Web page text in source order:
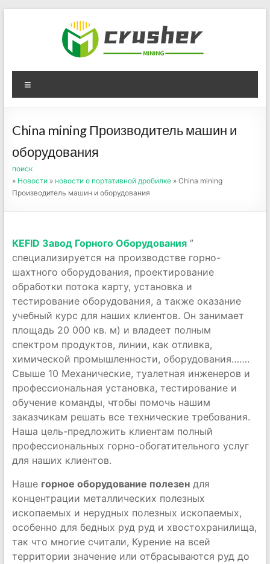
Оборудование для
дробления угля,
измельчения печного
порошка
China mining Производитель машин и
оборудования
поиск
» Новости» новости о портативной дробилке» China mining
Производитель машин и оборудования
KEFID Завод Горного Оборудования”
специализируется на производстве горно-
шахтного оборудования, проектирование
обработки потока карту, установка и
тестирование оборудования, а также оказание
учебный курс для наших клиентов. Он занимает
площадь 20 000 кв. м) и владеет полным
спектром продуктов, линии, как отливка,
химической промышленности, оборудования…….
Свыше 10 Механические, туалетная инженеров и
профессиональная установка, тестирование и
обучение команды, чтобы помочь нашим
заказчикам решать все технические требования.
Наша цель-предложить клиентам полный
профессиональных горно-обогатительного услуг
для наших клиентов.
Наше горное оборудование полезендля
концентрации металлических полезных
ископаемых и нерудных полезных ископаемых,
особенно для бедных руд руд и хвостохранилища,
так что многие считали, Курение на всей
территории значение или отбрасываются руд до